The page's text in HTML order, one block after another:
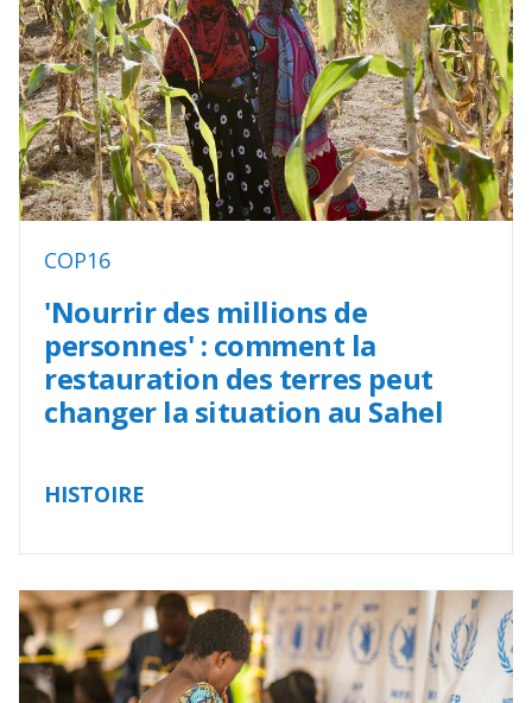
COP16
'Nourrir des millions de
personnes' : comment la
restauration des terres peut
changer la situation au Sahel
HISTOIRE